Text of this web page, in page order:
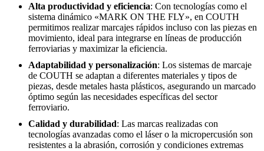
Alta productividad y eficiencia: Con tecnologías como el
sistema dinámico «MARK ON THE FLY», en COUTH
permitimos realizar marcajes rápidos incluso con las piezas en
movimiento, ideal para integrarse en líneas de producción
ferroviarias y maximizar la eficiencia.
Adaptabilidad y personalización: Los sistemas de marcaje
de COUTH se adaptan a diferentes materiales y tipos de
piezas, desde metales hasta plásticos, asegurando un marcado
óptimo según las necesidades específicas del sector
ferroviario.
Calidad y durabilidad: Las marcas realizadas con
tecnologías avanzadas como el láser o la micropercusión son
resistentes a la abrasión, corrosión y condiciones extremas